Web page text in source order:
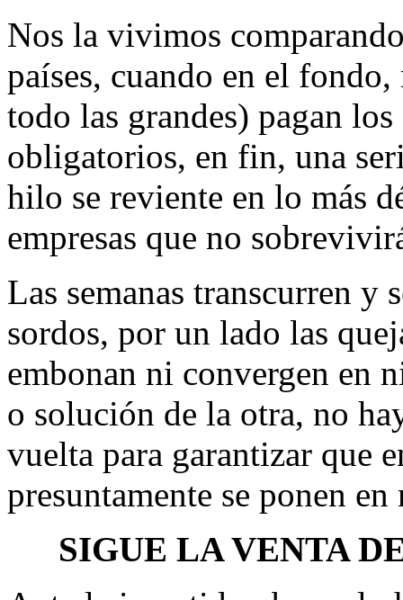
Nos la vivimos
países, cuando en el
todo las grandes) pagan
obligatorios, en fin, una
hilo se reviente en lo más
empresas que no
Las semanas transcurren y
sordos, por un lado las
embonan ni convergen en
o solución de la otra, no
vuelta para garantizar que
presuntamente se ponen en
SIGUE LA VENTA